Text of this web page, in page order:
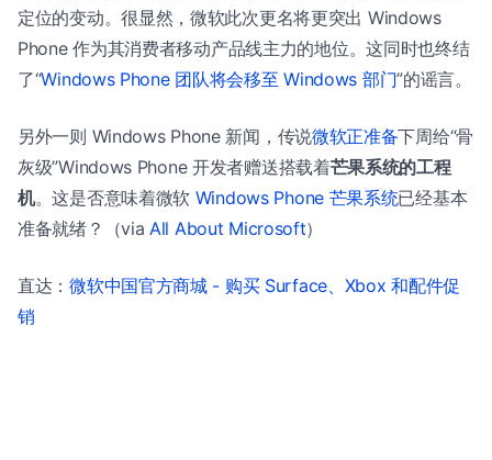
定位的变动。很显然，微软此次更名将更突出 Windows
Phone 作为其消费者移动产品线主力的地位。这同时也终结
了“Windows Phone 团队将会移至 Windows 部门”的谣言。
另外一则 Windows Phone 新闻，传说微软正准备下周给“骨
灰级”Windows Phone 开发者赠送搭载着芒果系统的工程
机。这是否意味着微软 Windows Phone 芒果系统已经基本
准备就绪？（viaAll About Microsoft）
直达：微软中国官方商城 - 购买 Surface、Xbox 和配件促
销